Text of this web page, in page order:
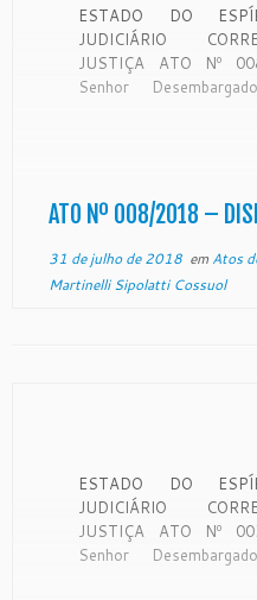
ESTADO DO
JUDICIÁRIO
JUSTIÇA ATO Nº
Senhor
ATO Nº 008/2018 –
31 de julho de 2018em Atos
Martinelli Sipolatti Cossuol
ESTADO DO
JUDICIÁRIO
JUSTIÇA ATO Nº
Senhor